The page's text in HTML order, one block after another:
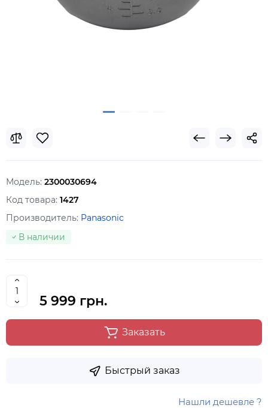
Модель: 2300030694
Код товара: 1427
Производитель: Panasonic
В наличии
5 999 грн.
Заказать
Быстрый заказ
Нашли дешевле ?